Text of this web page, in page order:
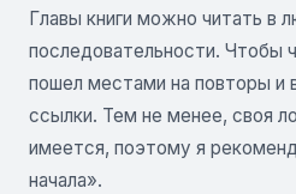
Главы книги можно читать в
последовательности. Чтобы
пошел местами на повторы и
ссылки. Тем не менее, своя
имеется, поэтому я
начала».